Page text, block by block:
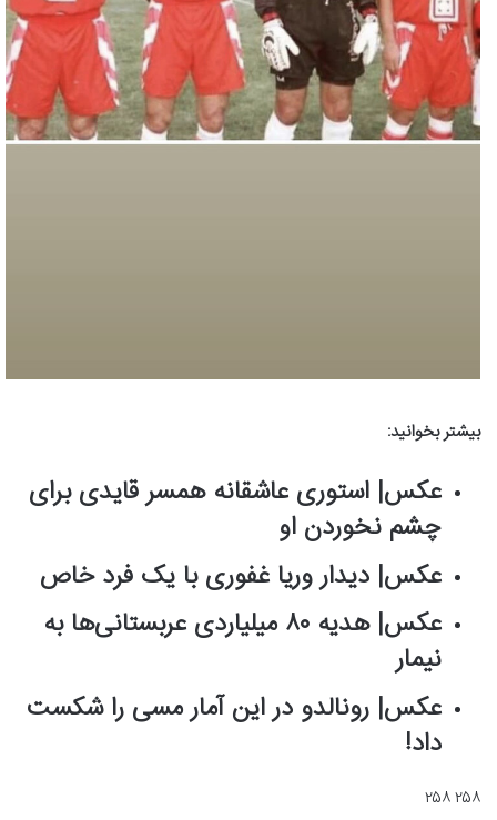
بیشتر بخوانید:
عکس‌| استوری عاشقانه همسر قایدی برای
چشم نخوردن او
عکس| دیدار وریا غفوری با یک فرد خاص
عکس‌| هدیه ۸۰ میلیاردی عربستانی‌ها به
نیمار
عکس‌| رونالدو در این آمار مسی را شکست
داد!
۲۵۸ ۲۵۸